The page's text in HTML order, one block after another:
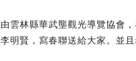
由雲林縣華武壟觀光導覽協會
李明賢，寫春聯送給大家。並